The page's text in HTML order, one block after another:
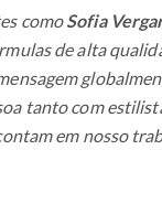
comoSofia
de alta
tanto com
em nosso